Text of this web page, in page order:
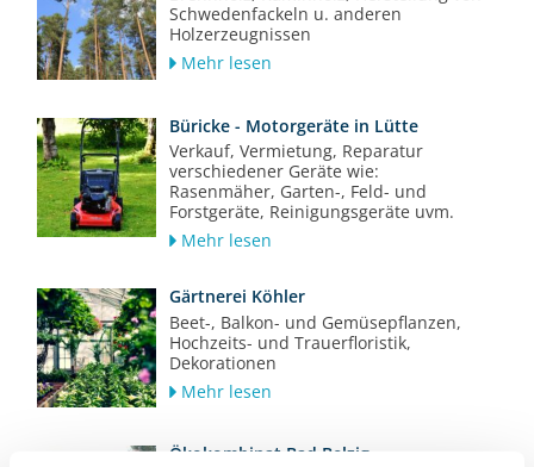
Schwedenfackeln u. anderen
Holzerzeugnissen
Mehr lesen
Büricke - Motorgeräte in Lütte
Verkauf, Vermietung, Reparatur
verschiedener Geräte wie:
Rasenmäher, Garten-, Feld- und
Forstgeräte, Reinigungsgeräte uvm.
Mehr lesen
Gärtnerei Köhler
Beet-, Balkon- und Gemüsepflanzen,
Hochzeits- und Trauerfloristik,
Dekorationen
Mehr lesen
Ökokombinat Bad Belzig